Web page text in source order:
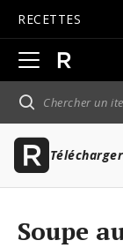
RECETTES
Ouvrir
la
navigation
principale
Soupe